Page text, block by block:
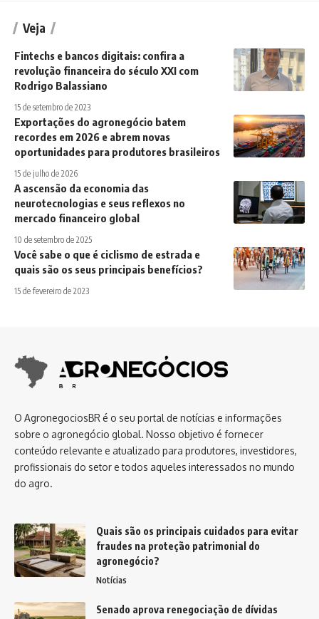
Veja
Fintechs e bancos digitais: confira a
revolução financeira do século XXI com
Rodrigo Balassiano
15 de setembro de 2023
Exportações do agronegócio batem
recordes em 2026 e abrem novas
oportunidades para produtores brasileiros
15 de julho de 2026
A ascensão da economia das
neurotecnologias e seus reflexos no
mercado financeiro global
10 de setembro de 2025
Você sabe o que é ciclismo de estrada e
quais são os seus principais benefícios?
15 de fevereiro de 2023
O AgronegociosBR é o seu portal de notícias e informações
sobre o agronegócio global. Nosso objetivo é fornecer
conteúdo relevante e atualizado para produtores, investidores,
profissionais do setor e todos aqueles interessados no mundo
do agro.
Quais são os principais cuidados para evitar
fraudes na proteção patrimonial do
agronegócio?
Notícias
Senado aprova renegociação de dívidas